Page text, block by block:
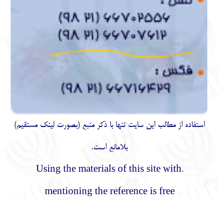
استفاده از مطالب اين سايت تنها با ذكر منبع (بصورت لینک مستقیم)
بلامانع است.
.Using the materials of this site with
mentioning the reference is free